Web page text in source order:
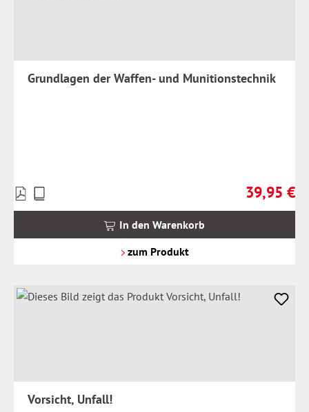
Grundlagen der Waffen- und Munitionstechnik
Regulärer
39,95 €
Preise
inkl.
In den Warenkorb
zum Produkt
Vorsicht, Unfall!